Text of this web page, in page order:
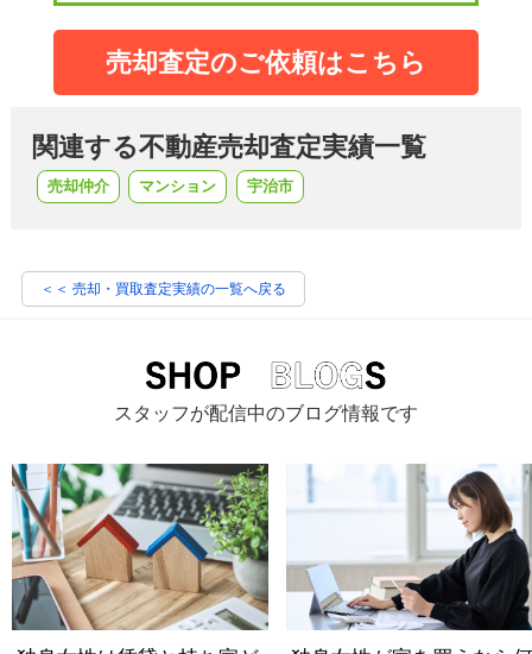
売却査定のご依頼はこちら
関連する不動産売却査定実績一覧
売却仲介 マンション 宇治市
＜＜ 売却・買取査定実績の一覧へ戻る
スタッフが配信中のブログ情報です